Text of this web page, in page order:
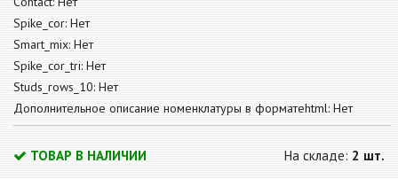
Spike_cor: Нет
Smart_mix: Нет
Spike_cor_tri: Нет
Studs_rows_10: Нет
Дополнительное описание номенклатуры в форматеhtml: Нет
ТОВАР В НАЛИЧИИ На складе: 2 шт.